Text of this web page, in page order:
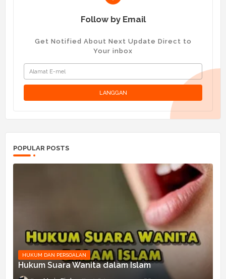
Follow by Email
Get Notified About Next Update Direct to
Your inbox
POPULAR POSTS
HUKUM DAN PERSOALAN
Hukum Suara Wanita dalam Islam